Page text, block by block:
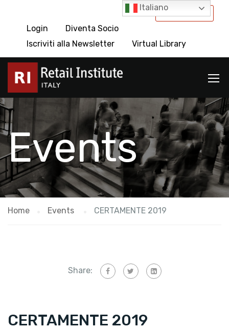
International
Login
Diventa Socio
Iscriviti alla Newsletter
Virtual Library
Events
Home Events CERTAMENTE 2019
Share:
CERTAMENTE 2019
Italiano